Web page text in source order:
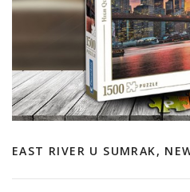
EAST RIVER U SUMRAK,